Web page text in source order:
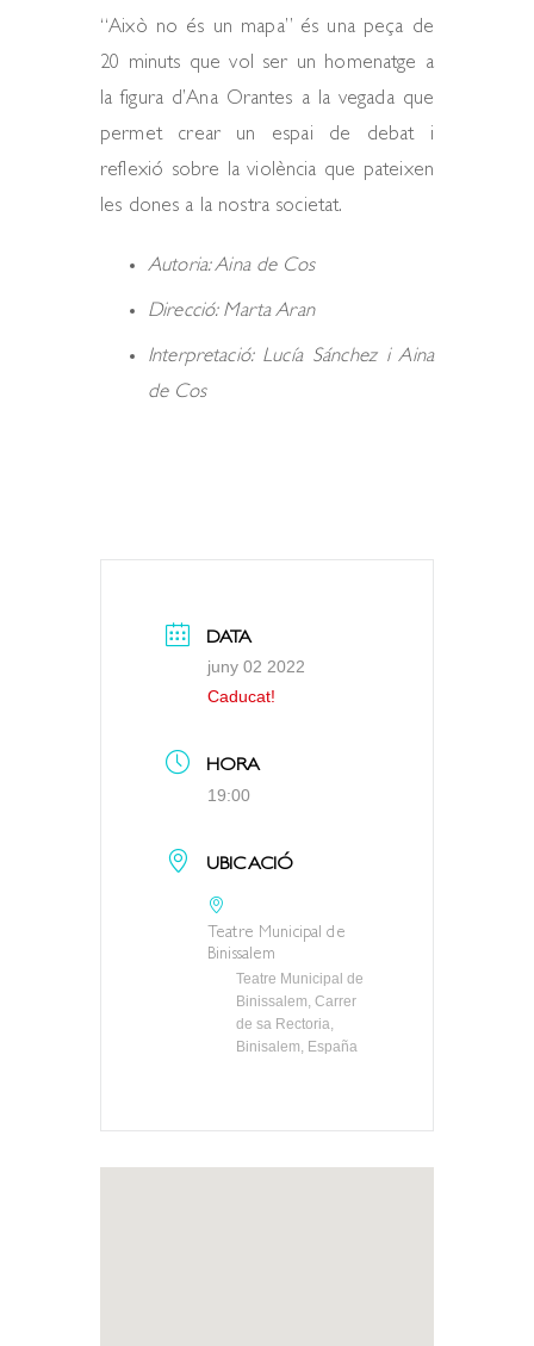
“Això no és un mapa” és una peça de
20 minuts que vol ser un homenatge a
la figura d’Ana Orantes a la vegada que
permet crear un espai de debat i
reflexió sobre la violència que pateixen
les dones a la nostra societat.
Autoria: Aina de Cos
Direcció: Marta Aran
Interpretació: Lucía Sánchez i Aina
de Cos
DATA
juny 02 2022
Caducat!
HORA
19:00
UBICACIÓ
Teatre Municipal de
Binissalem
Teatre Municipal de
Binissalem, Carrer
de sa Rectoria,
Binisalem, España